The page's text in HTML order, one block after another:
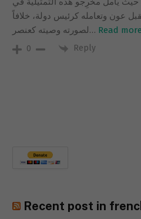
عون وتعامله كرئيس دولة، خلافاً
لصورته وصيته كعنصر… Read
0 Reply
Recent post in